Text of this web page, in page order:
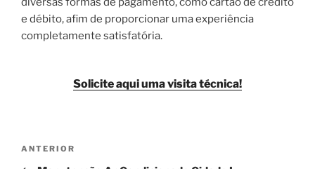
e débito, afim de proporcionar uma experiência
completamente satisfatória.
Solicite aqui uma visita técnica!
Navegação
Post
ANTERIOR